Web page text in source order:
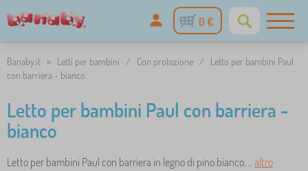
0 €
Banaby.it » Letti per bambini / Con protezione /
Letto per bambini Paul
con barriera - bianco
Letto per bambini Paul con barriera -
bianco
Letto per bambini Paul con barriera in legno di pino bianco. .. altro